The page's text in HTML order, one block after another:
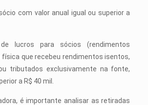
com valor anual igual ou superior a
lucros para sócios (rendimentos
que recebeu rendimentos isentos,
tributados exclusivamente na fonte,
a R$ 40 mil.
é importante analisar as retiradas